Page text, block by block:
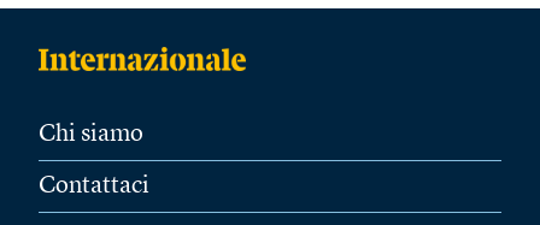
Chi siamo
Contattaci